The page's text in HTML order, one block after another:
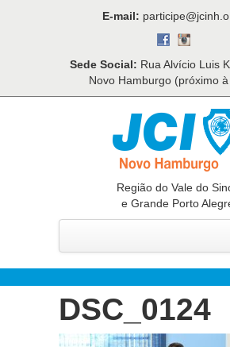
E-mail:
Sede Social: Rua Alvício Luis
Novo Hamburgo (próximo
Região do Vale do
e Grande Porto
O Que Fazemos
DSC_0124